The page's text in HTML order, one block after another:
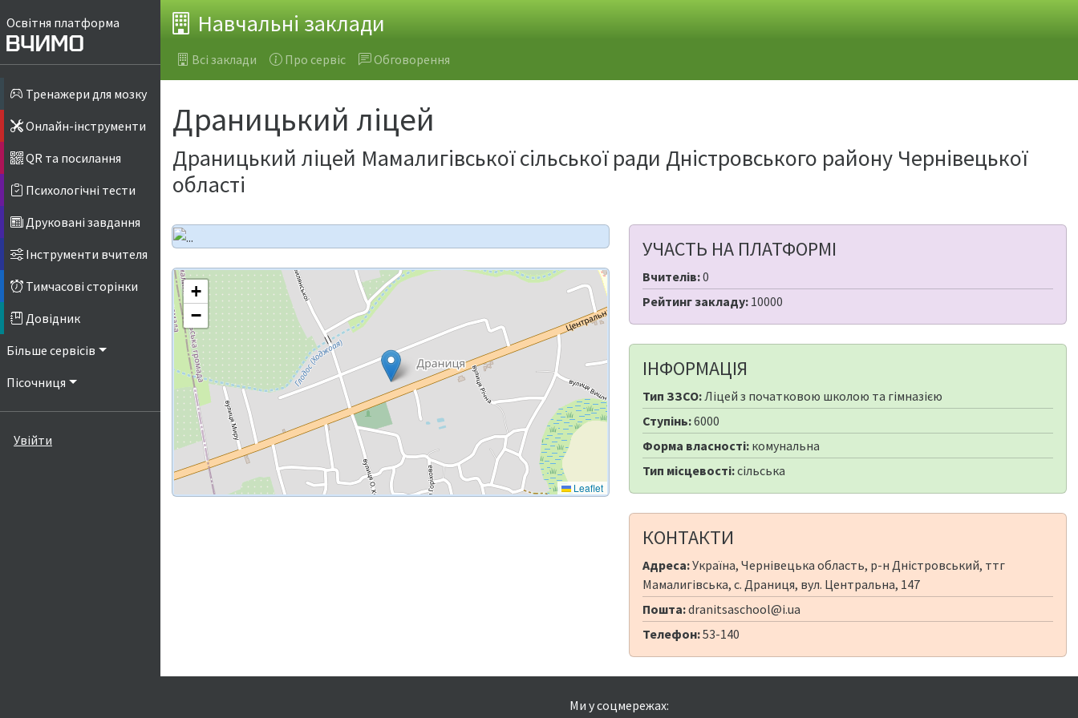
Освітня платформа
Тренажери для мозку
Онлайн-інструменти
QR та посилання
Психологічні тести
Друковані завдання
Інструменти вчителя
Тимчасові сторінки
Довідник
Більше сервісів
Пісочниця
Увійти
Навчальні заклади
Всі заклади Про сервіс Обговорення
Драницький ліцей
Драницький ліцей Мамалигівської сільської ради Дністровського району Чернівецької
області
+
−
Leaflet
УЧАСТЬ НА ПЛАТФОРМІ
Вчителів:0
Рейтинг закладу: 10000
ІНФОРМАЦІЯ
Тип ЗЗСО:Ліцей з початковою школою та гімназією
Ступінь:6000
Форма власності: комунальна
Тип місцевості:сільська
КОНТАКТИ
Адреса:Україна, Чернівецька область, р-н Дністровський, ттг
Мамалигівська, с. Драниця, вул. Центральна, 147
Пошта:dranitsaschool@i.ua
Телефон:53-140
Ми у соцмережах: